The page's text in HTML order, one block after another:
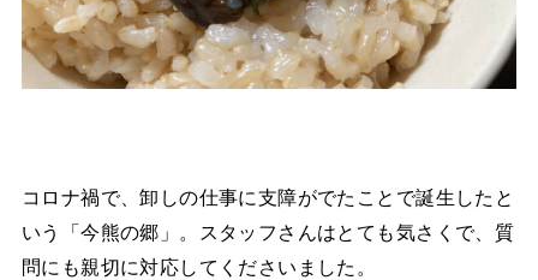
コロナ禍で、卸しの仕事に支障がでたことで誕生したと
いう「今熊の郷」。スタッフさんはとても気さくで、質
問にも親切に対応してくださいました。